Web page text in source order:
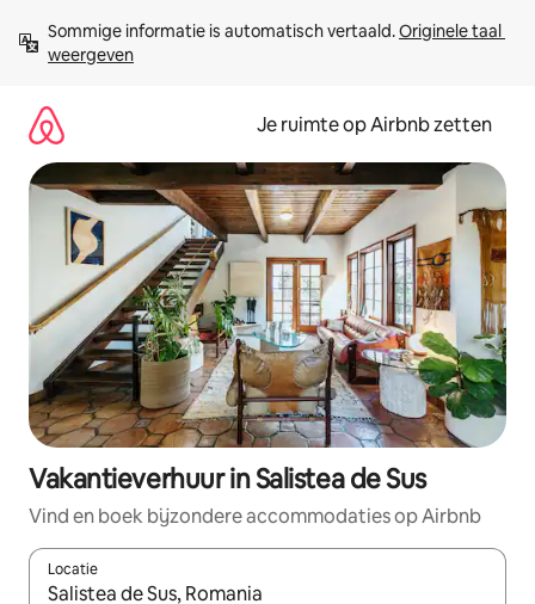
direct
naar
Sommige informatie is automatisch vertaald. Originele taal
weergeven
Je ruimte op Airbnb zetten
Vakantieverhuur in Salistea de Sus
Vind en boek bijzondere accommodaties op Airbnb
Locatie
Wanneer er suggesties beschikbaar zijn, maak je een keuze